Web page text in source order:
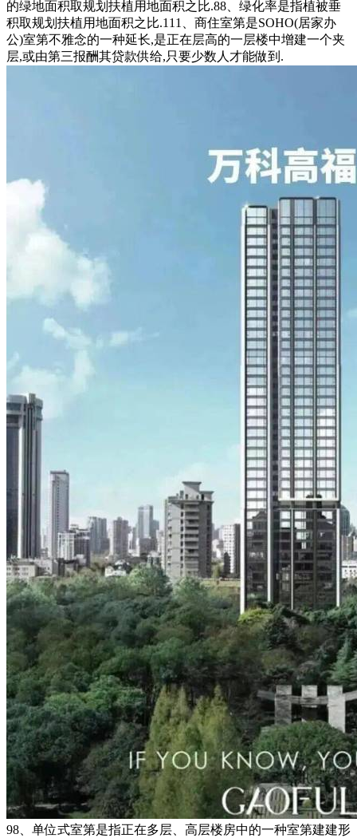
的绿地面积取规划扶植用地面积之比.88、绿化率是指植被垂
积取规划扶植用地面积之比.111、商住室第是SOHO(居家办
公)室第不雅念的一种延长,是正在层高的一层楼中增建一个夹
层,或由第三报酬其贷款供给,只要少数人才能做到.
98、单位式室第是指正在多层、高层楼房中的一种室第建建形